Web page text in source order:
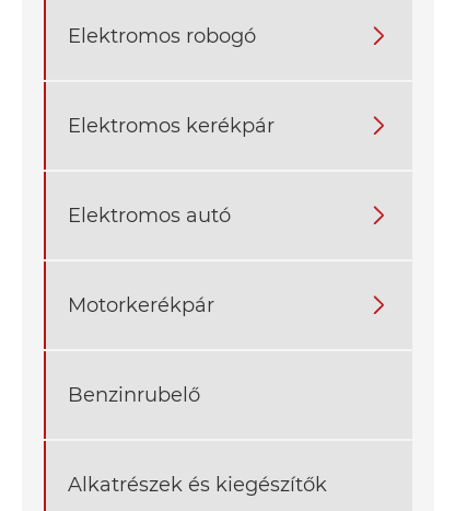
Elektromos robogó 
Elektromos kerékpár 
Elektromos autó 
Motorkerékpár 
Benzinrubelő
Alkatrészek és kiegészítők